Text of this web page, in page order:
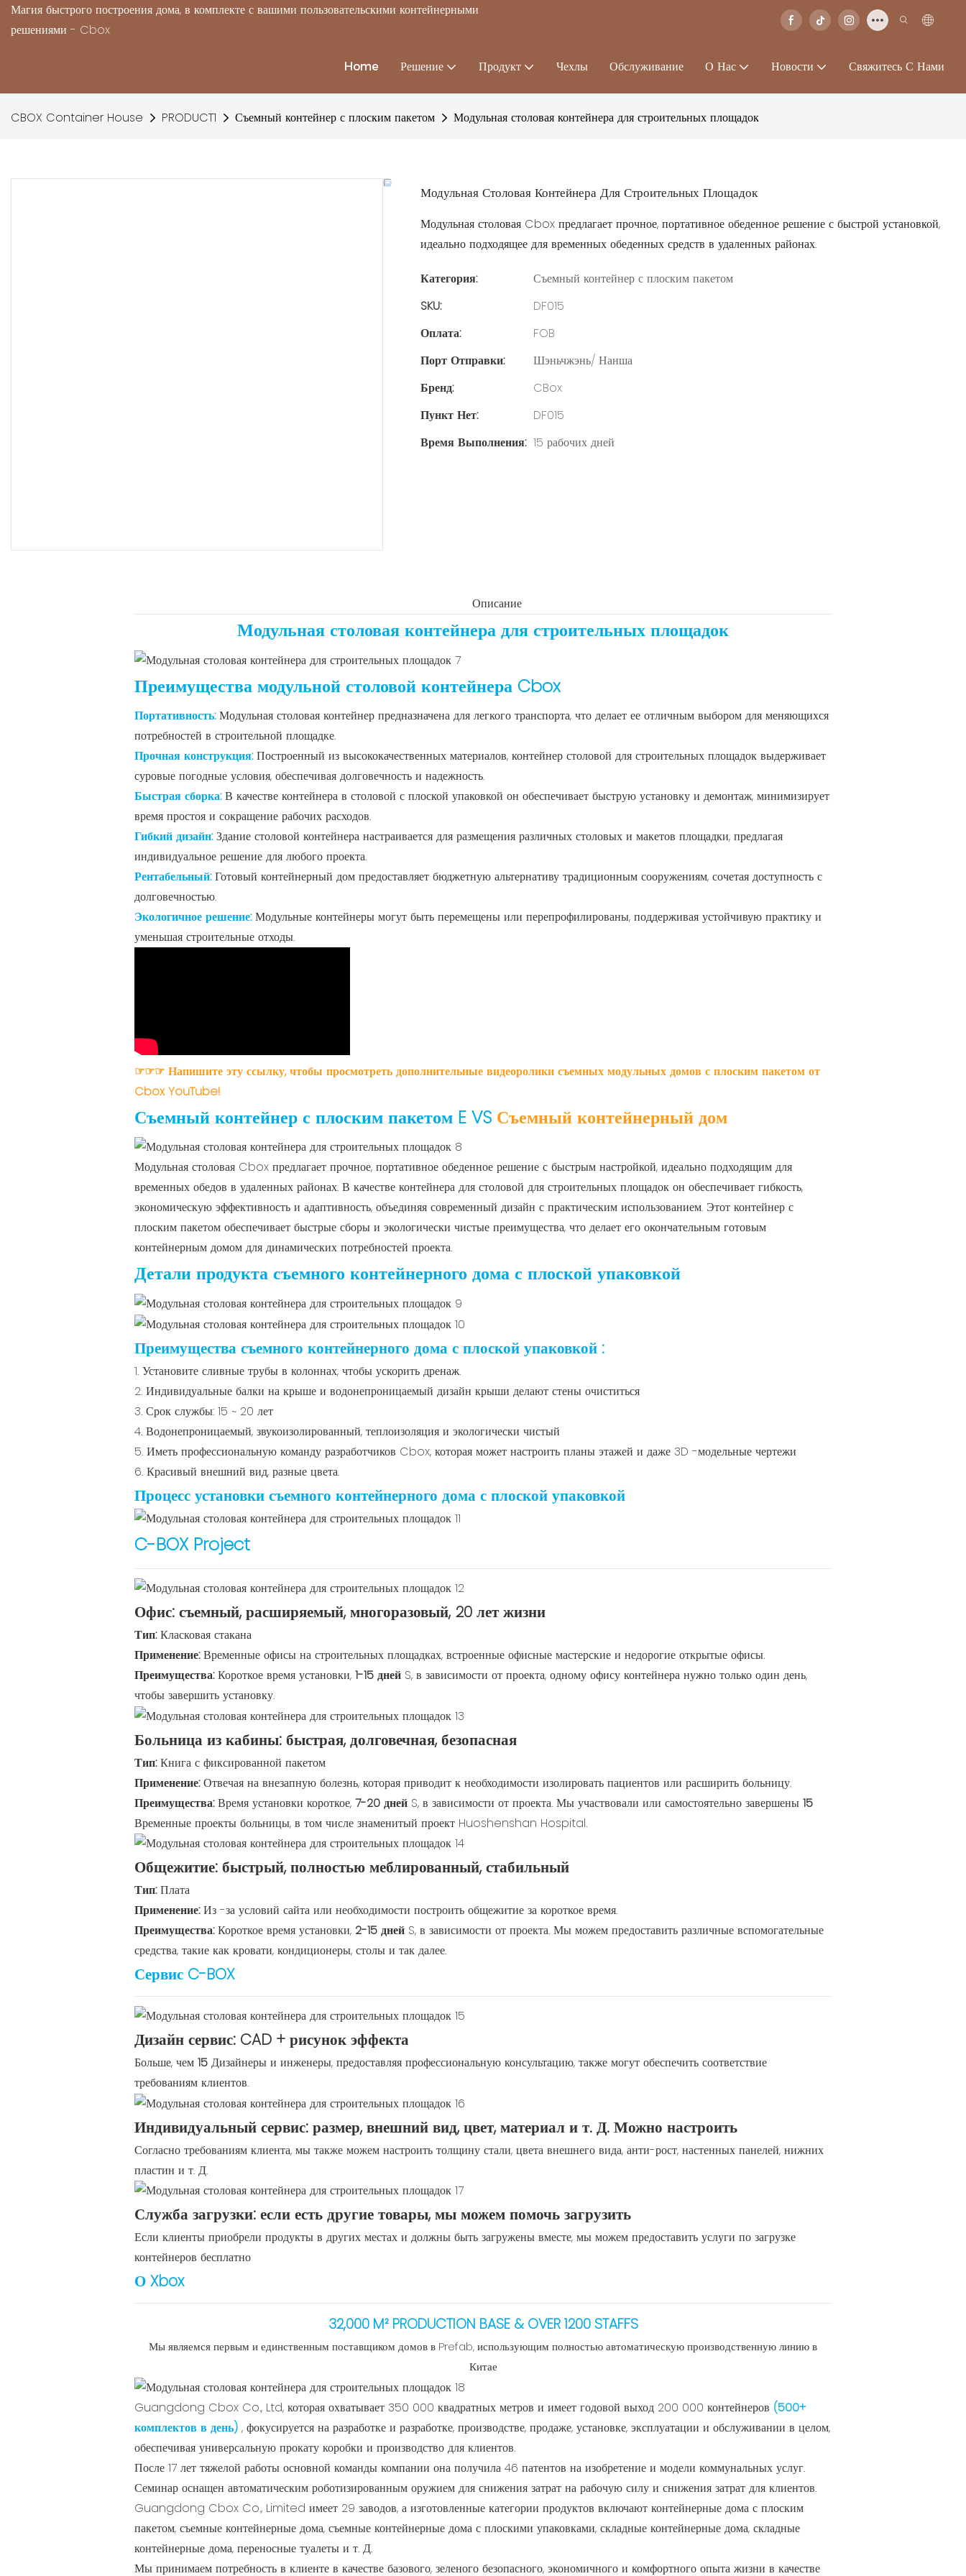
Магия быстрого построения дома, в комплекте с вашими пользовательскими контейнерными
решениями - Cbox
Home Решение Продукт Чехлы Обслуживание О Нас Новости Свяжитесь С Нами
CBOX Container House PRODUCT1 Съемный контейнер с плоским пакетом Модульная столовая контейнера для строительных площадок
Модульная Столовая Контейнера Для Строительных Площадок
Модульная столовая Cbox предлагает прочное, портативное обеденное решение с быстрой установкой,
идеально подходящее для временных обеденных средств в удаленных районах.
Категория:
Съемный контейнер с плоским пакетом
SKU:
DF015
Оплата:
FOB
Порт Отправки:
Шэньчжэнь/ Нанша
Бренд:
CBox
Пункт Нет:
DF015
Время Выполнения: 15 рабочих дней
Описание
Модульная столовая контейнера для строительных площадок
Преимущества модульной столовой контейнера Cbox
Портативность:Модульная столовая контейнер предназначена для легкого транспорта, что делает ее отличным выбором для меняющихся
потребностей в строительной площадке.
Прочная конструкция:Построенный из высококачественных материалов, контейнер столовой для строительных площадок выдерживает
суровые погодные условия, обеспечивая долговечность и надежность.
Быстрая сборка:В качестве контейнера в столовой с плоской упаковкой он обеспечивает быструю установку и демонтаж, минимизирует
время простоя и сокращение рабочих расходов.
Гибкий дизайн:Здание столовой контейнера настраивается для размещения различных столовых и макетов площадки, предлагая
индивидуальное решение для любого проекта.
Рентабельный:Готовый контейнерный дом предоставляет бюджетную альтернативу традиционным сооружениям, сочетая доступность с
долговечностью.
Экологичное решение:Модульные контейнеры могут быть перемещены или перепрофилированы, поддерживая устойчивую практику и
уменьшая строительные отходы.
☞☞☞ Напишите эту ссылку, чтобы просмотреть дополнительные видеоролики съемных модульных домов с плоским пакетом от
Cbox YouTube!
Съемный контейнер с плоским пакетом E VS Съемный контейнерный дом
Модульная столовая Cbox предлагает прочное, портативное обеденное решение с быстрым настройкой, идеально подходящим для
временных обедов в удаленных районах. В качестве контейнера для столовой для строительных площадок он обеспечивает гибкость,
экономическую эффективность и адаптивность, объединяя современный дизайн с практическим использованием. Этот контейнер с
плоским пакетом обеспечивает быстрые сборы и экологически чистые преимущества, что делает его окончательным готовым
контейнерным домом для динамических потребностей проекта.
Детали продукта съемного контейнерного дома с плоской упаковкой
Преимущества съемного контейнерного дома с плоской упаковкой :
1. Установите сливные трубы в колоннах, чтобы ускорить дренаж.
2. Индивидуальные балки на крыше и водонепроницаемый дизайн крыши делают стены очиститься
3. Срок службы: 15 ~ 20 лет
4. Водонепроницаемый, звукоизолированный, теплоизоляция и экологически чистый
5. Иметь профессиональную команду разработчиков Cbox, которая может настроить планы этажей и даже 3D -модельные чертежи
6. Красивый внешний вид, разные цвета.
Процесс установки съемного контейнерного дома с плоской упаковкой
C-BOX Project
Офис: съемный, расширяемый, многоразовый, 20 лет жизни
Тип:Класковая стакана
Применение:Временные офисы на строительных площадках, встроенные офисные мастерские и недорогие открытые офисы.
Преимущества:Короткое время установки, 1-15 дней S, в зависимости от проекта, одному офису контейнера нужно только один день,
чтобы завершить установку.
Больница из кабины: быстрая, долговечная, безопасная
Тип:Книга с фиксированной пакетом
Применение:Отвечая на внезапную болезнь, которая приводит к необходимости изолировать пациентов или расширить больницу.
Преимущества:Время установки короткое, 7-20 дней S, в зависимости от проекта. Мы участвовали или самостоятельно завершены 15
Временные проекты больницы, в том числе знаменитый проект Huoshenshan Hospital.
Общежитие: быстрый, полностью меблированный, стабильный
Тип:Плата
Применение:Из -за условий сайта или необходимости построить общежитие за короткое время.
Преимущества:Короткое время установки, 2-15 дней S, в зависимости от проекта. Мы можем предоставить различные вспомогательные
средства, такие как кровати, кондиционеры, столы и так далее.
Сервис C-BOX
Дизайн сервис: CAD + рисунок эффекта
Больше, чем 15 Дизайнеры и инженеры, предоставляя профессиональную консультацию, также могут обеспечить соответствие
требованиям клиентов.
Индивидуальный сервис: размер, внешний вид, цвет, материал и т. Д. Можно настроить
Согласно требованиям клиента, мы также можем настроить толщину стали, цвета внешнего вида, анти-рост, настенных панелей, нижних
пластин и т. Д.
Служба загрузки: если есть другие товары, мы можем помочь загрузить
Если клиенты приобрели продукты в других местах и ​​должны быть загружены вместе, мы можем предоставить услуги по загрузке
контейнеров бесплатно
О Xbox
32,000 M² PRODUCTION BASE & OVER 1200 STAFFS
Мы являемся первым и единственным поставщиком домов в Prefab, использующим полностью автоматическую производственную линию в
Китае
Guangdong Cbox Co., Ltd, которая охватывает 350 000 квадратных метров и имеет годовой выход 200 000 контейнеров (500+
комплектов в день) , фокусируется на разработке и разработке, производстве, продаже, установке, эксплуатации и обслуживании в целом,
обеспечивая универсальную прокату коробки и производство для клиентов.
После 17 лет тяжелой работы основной команды компании она получила 46 патентов на изобретение и модели коммунальных услуг.
Семинар оснащен автоматическим роботизированным оружием для снижения затрат на рабочую силу и снижения затрат для клиентов.
Guangdong Cbox Co., Limited имеет 29 заводов, а изготовленные категории продуктов включают контейнерные дома с плоским
пакетом, съемные контейнерные дома, съемные контейнерные дома с плоскими упаковками, складные контейнерные дома, складные
контейнерные дома, переносные туалеты и т. Д.
Мы принимаем потребность в клиенте в качестве базового, зеленого безопасного, экономичного и комфортного опыта жизни в качестве